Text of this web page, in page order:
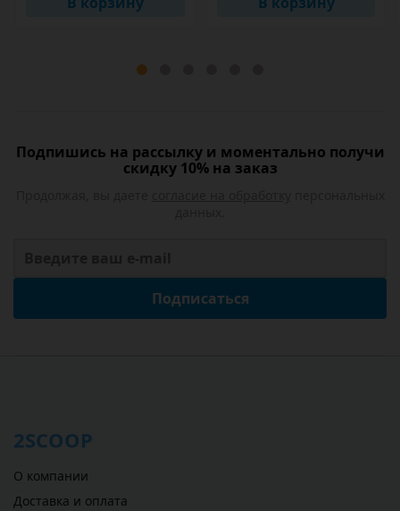
Подпишись на рассылку и моментально получи
скидку 10% на заказ
Подписаться
2SCOOP
О компании
Доставка и оплата